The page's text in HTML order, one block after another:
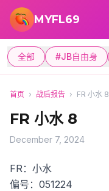
跳转到主要内容
MYFL69
全部 #JB自由身
首页 › 战后报告 › FR 小水 8
FR 小水 8
December 7, 2024
FR：小水
偏号：051224